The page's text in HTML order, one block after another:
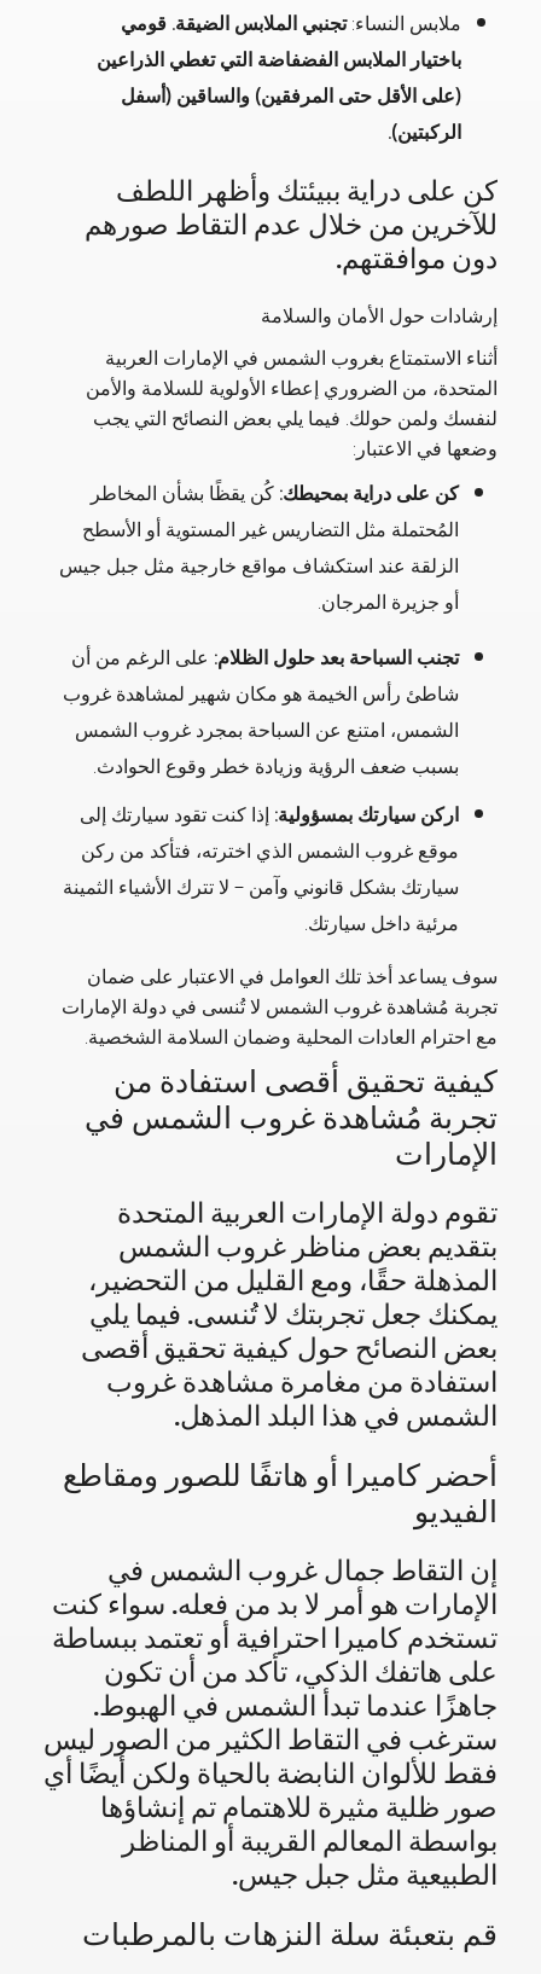
ملابس النساء:تجنبي الملابس الضيقة. قومي
باختيار الملابس الفضفاضة التي تغطي الذراعين
(على الأقل حتى المرفقين) والساقين (أسفل
الركبتين).
كن على دراية ببيئتك وأظهر اللطف
للآخرين من خلال عدم التقاط صورهم
دون موافقتهم.
إرشادات حول الأمان والسلامة
أثناء الاستمتاع بغروب الشمس في الإمارات العربية
المتحدة، من الضروري إعطاء الأولوية للسلامة والأمن
لنفسك ولمن حولك. فيما يلي بعض النصائح التي يجب
وضعها في الاعتبار:
كن على دراية بمحيطك:كُن يقظًا بشأن المخاطر
المُحتملة مثل التضاريس غير المستوية أو الأسطح
الزلقة عند استكشاف مواقع خارجية مثل جبل جيس
أو جزيرة المرجان.
تجنب السباحة بعد حلول الظلام: على الرغم من أن
شاطئ رأس الخيمة هو مكان شهير لمشاهدة غروب
الشمس، امتنع عن السباحة بمجرد غروب الشمس
بسبب ضعف الرؤية وزيادة خطر وقوع الحوادث.
اركن سيارتك بمسؤولية:إذا كنت تقود سيارتك إلى
موقع غروب الشمس الذي اخترته، فتأكد من ركن
سيارتك بشكل قانوني وآمن – لا تترك الأشياء الثمينة
مرئية داخل سيارتك.
سوف يساعد أخذ تلك العوامل في الاعتبار على ضمان
تجربة مُشاهدة غروب الشمس لا تُنسى في دولة الإمارات
مع احترام العادات المحلية وضمان السلامة الشخصية.
كيفية تحقيق أقصى استفادة من
تجربة مُشاهدة غروب الشمس في
الإمارات
تقوم دولة الإمارات العربية المتحدة
بتقديم بعض مناظر غروب الشمس
المذهلة حقًا، ومع القليل من التحضير،
يمكنك جعل تجربتك لا تُنسى. فيما يلي
بعض النصائح حول كيفية تحقيق أقصى
استفادة من مغامرة مشاهدة غروب
الشمس في هذا البلد المذهل.
أحضر كاميرا أو هاتفًا للصور ومقاطع
الفيديو
إن التقاط جمال غروب الشمس في
الإمارات هو أمر لا بد من فعله. سواء كنت
تستخدم كاميرا احترافية أو تعتمد ببساطة
على هاتفك الذكي، تأكد من أن تكون
جاهزًا عندما تبدأ الشمس في الهبوط.
سترغب في التقاط الكثير من الصور ليس
فقط للألوان النابضة بالحياة ولكن أيضًا أي
صور ظلية مثيرة للاهتمام تم إنشاؤها
بواسطة المعالم القريبة أو المناظر
الطبيعية مثل جبل جيس.
قم بتعبئة سلة النزهات بالمرطبات